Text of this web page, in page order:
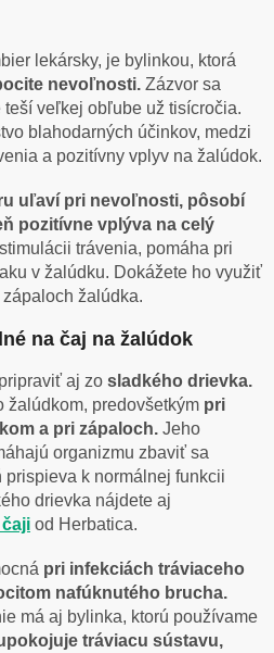
lekársky, je bylinkou, ktorá
nevoľnosti. Zázvor sa
veľkej obľube už tisícročia.
blahodarných účinkov, medzi
a pozitívny vplyv na žalúdok.
uľaví pri nevoľnosti, pôsobí
pozitívne vplýva na celý
trávenia, pomáha pri
v žalúdku. Dokážete ho využiť
žalúdka.
na čaj na žalúdok
aj zo sladkého drievka.
žalúdkom, predovšetkým pri
a pri zápaloch. Jeho
organizmu zbaviť sa
k normálnej funkcii
drievka nájdete aj
od Herbatica.
pri infekciách tráviaceho
nafúknutého brucha.
má aj bylinka, ktorú používame
tráviacu sústavu,